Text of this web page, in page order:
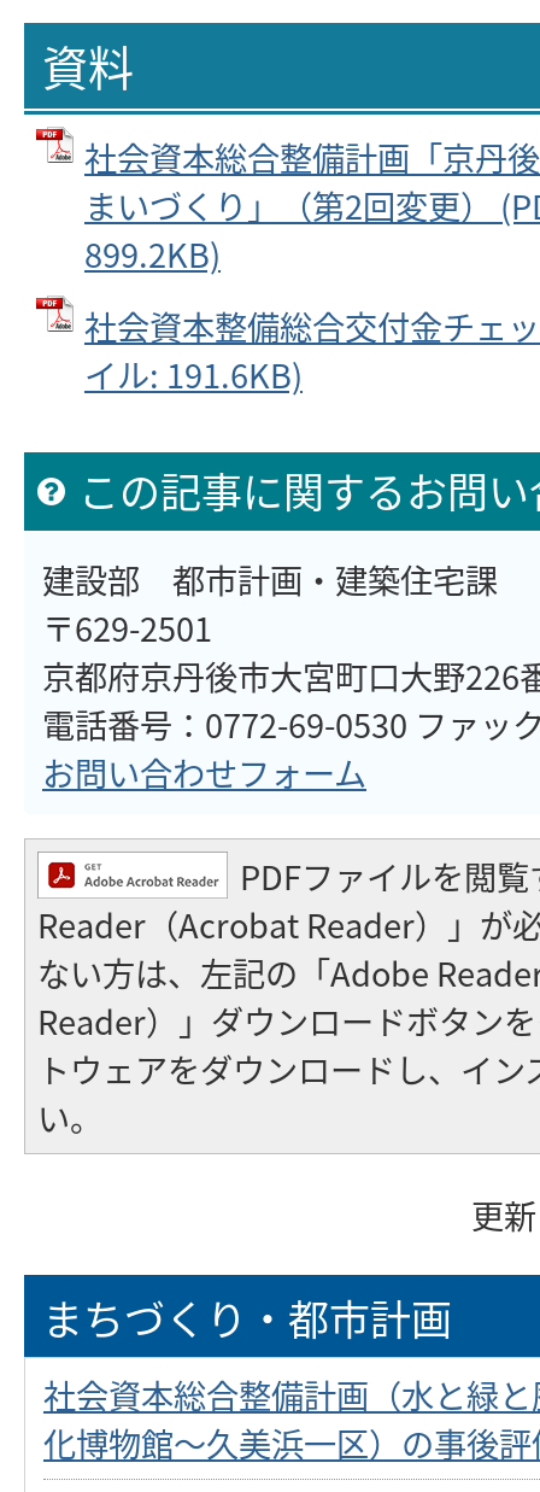
資料
社会資本総合整備計画「京丹
まいづくり」（第2回変更）
899.2KB)
社会資本整備総合交付金チェ
イル: 191.6KB)
この記事に関するお問
建設部 都市計画・建築住宅課
〒629-2501
京都府京丹後市大宮町口大野226
電話番号：0772-69-0530 ファッ
お問い合わせフォーム
PDFファイルを閲
Reader（Acrobat Reader）」が
ない方は、左記の「Adobe
Reader）」ダウンロードボタン
トウェアをダウンロードし、イ
い。
更
まちづくり・都市計画
社会資本総合整備計画（水と緑
化博物館～久美浜一区）の事後